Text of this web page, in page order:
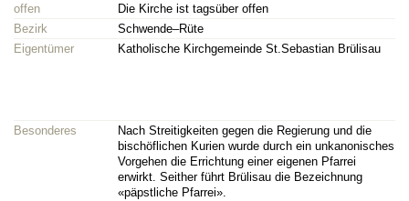
offen
Die Kirche ist tagsüber offen
Bezirk
Schwende–Rüte
Eigentümer
Katholische Kirchgemeinde St.Sebastian Brülisau
Besonderes
Nach Streitigkeiten gegen die Regierung und die
bischöflichen Kurien wurde durch ein unkanonisches
Vorgehen die Errichtung einer eigenen Pfarrei
erwirkt. Seither führt Brülisau die Bezeichnung
«päpstliche Pfarrei».